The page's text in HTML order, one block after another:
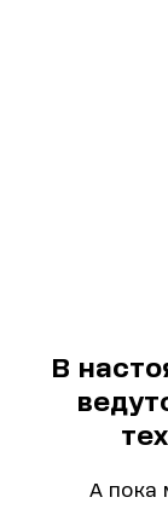
В
А пока